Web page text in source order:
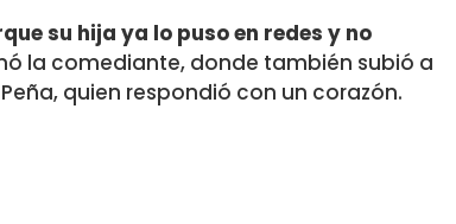
su hija ya lo puso en redes y no
la comediante, donde también subió a
quien respondió con un corazón.